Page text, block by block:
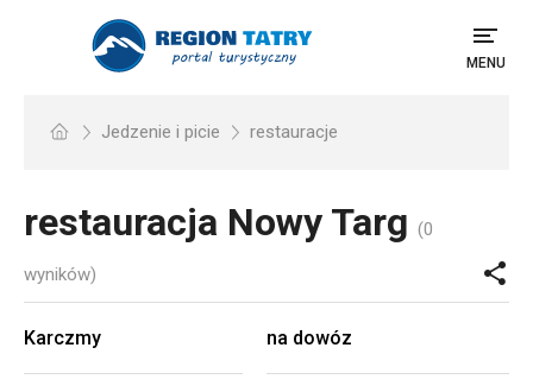
MENU
Jedzenie i picie restauracje
restauracja Nowy Targ (0
wyników)
Karczmy na dowóz